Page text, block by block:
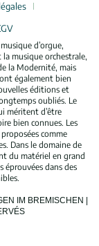
d’orgue,
la musique orchestrale,
la Modernité, mais
également bien
éditions et
oubliés. Le
méritent d’être
bien connues. Les
comme
Dans le domaine de
du matériel en grand
éprouvées dans des
IM BREMISCHEN |